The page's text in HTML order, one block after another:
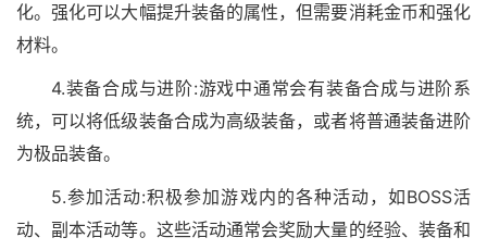
化。强化可以大幅提升装备的属性，但需要消耗金币和强化
材料。
4.装备合成与进阶:游戏中通常会有装备合成与进阶系
统，可以将低级装备合成为高级装备，或者将普通装备进阶
为极品装备。
5.参加活动:积极参加游戏内的各种活动，如BOSS活
动、副本活动等。这些活动通常会奖励大量的经验、装备和